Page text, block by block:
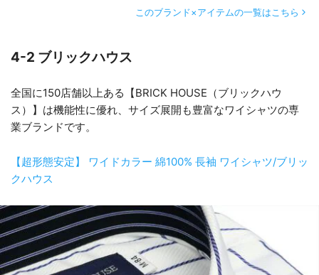
このブランド×アイテムの一覧はこちら
4-2 ブリックハウス
全国に150店舗以上ある【BRICK HOUSE（ブリックハウ
ス）】は機能性に優れ、サイズ展開も豊富なワイシャツの専
業ブランドです。
【超形態安定】 ワイドカラー 綿100% 長袖 ワイシャツ/ブリッ
クハウス